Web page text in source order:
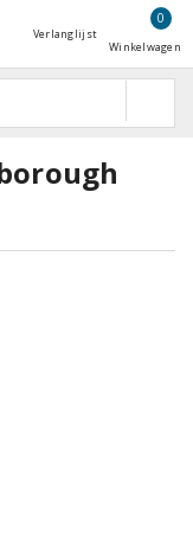
Verlanglijst
0
Winkelwagen